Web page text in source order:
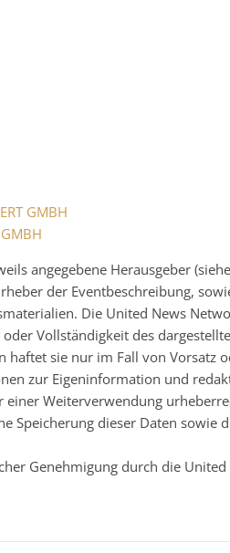
GMBH
angegebene Herausgeber
der Eventbeschreibung,
Die United News
Vollständigkeit des
sie nur im Fall von Vorsatz
zur Eigeninformation und
einer Weiterverwendung
Speicherung dieser Daten sowie
Genehmigung durch die